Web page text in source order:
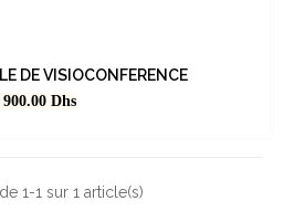
DE VISIOCONFERENCE
900.00 Dhs
1-1 sur 1 article(s)